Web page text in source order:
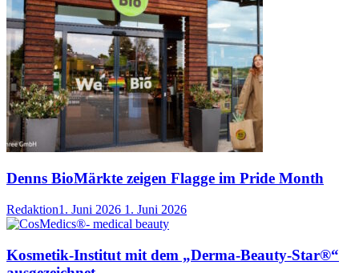
Denns BioMärkte zeigen Flagge im Pride Month
Redaktion1. Juni 2026 1. Juni 2026
Kosmetik-Institut mit dem „Derma-Beauty-Star®“